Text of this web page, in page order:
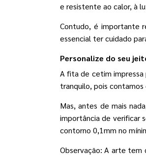
e resistente ao calor, à
Contudo, é importante
essencial ter cuidado
Personalize do seu
A fita de cetim impressa
tranquilo, pois
Mas, antes de mais
importância de verificar
contorno 0,1mm no
Observação: A arte tem